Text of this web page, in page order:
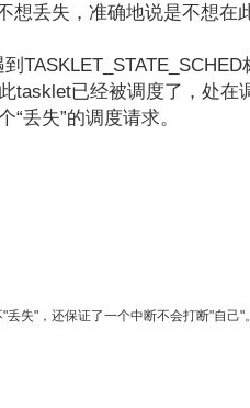
想丢失，准确地说是不想在
tasklet已经被调度了，处在
丢失”的调度请求。
丢失"，还保证了一个中断不会打断"自己"